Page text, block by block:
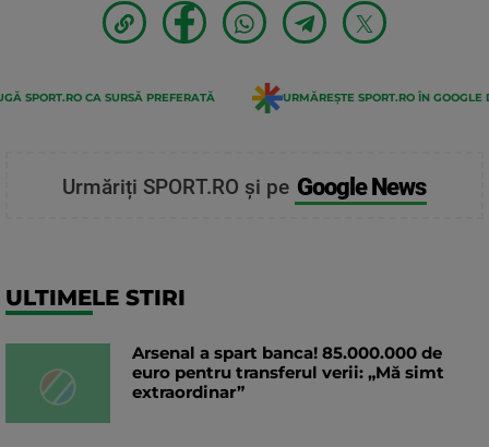
SPORT.RO CA SURSĂ PREFERATĂ URMĂREȘTE SPORT.RO ÎN GOOGLE
Urmăriți SPORT.RO și pe Google News
ULTIMELE STIRI
Arsenal a spart banca! 85.000.000 de
euro pentru transferul verii: „Mă simt
extraordinar”